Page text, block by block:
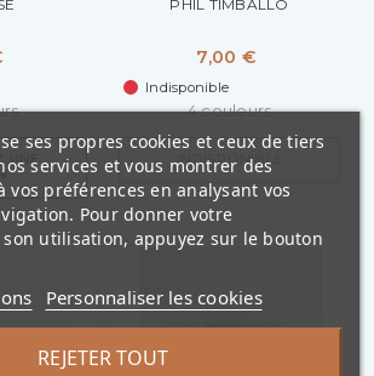
UNE
PHIL TIMBALLO
7,00 €
Indisponible
4 couleurs
INDISPONIBLE
ses propres cookies et ceux de tiers
services et vous montrer des
vos préférences en analysant vos
Pour donner votre
utilisation, appuyez sur le bouton
Personnaliser les cookies
REJETER TOUT